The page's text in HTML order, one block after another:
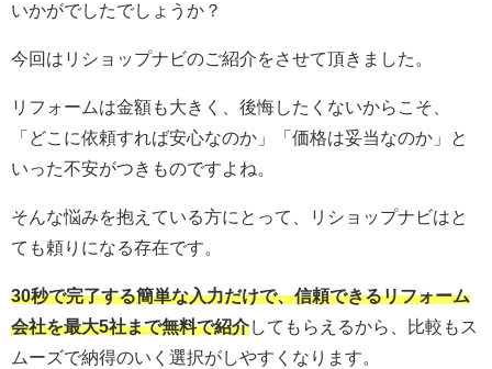
いかがでしたでしょうか？
今回はリショップナビのご紹介をさせて頂きました。
リフォームは金額も大きく、後悔したくないからこそ、
「どこに依頼すれば安心なのか」「価格は妥当なのか」と
いった不安がつきものですよね。
そんな悩みを抱えている方にとって、リショップナビはと
ても頼りになる存在です。
30秒で完了する簡単な入力だけで、信頼できるリフォーム
会社を最大5社まで無料で紹介してもらえるから、比較もス
ムーズで納得のいく選択がしやすくなります。